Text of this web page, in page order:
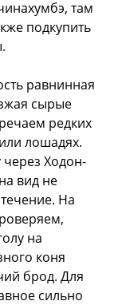
там
подкупить
равнинная
сырые
редких
лошадях.
через Ходон-
вид не
На
на
коня
брод. Для
сильно